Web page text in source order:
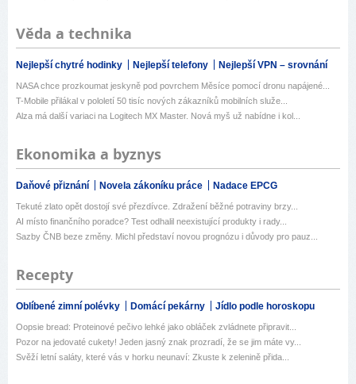
Věda a technika
Nejlepší chytré hodinky Nejlepší telefony Nejlepší VPN – srovnání
NASA chce prozkoumat jeskyně pod povrchem Měsíce pomocí dronu napájené...
T-Mobile přilákal v pololetí 50 tisíc nových zákazníků mobilních služe...
Alza má další variaci na Logitech MX Master. Nová myš už nabídne i kol...
Ekonomika a byznys
Daňové přiznání Novela zákoníku práce Nadace EPCG
Tekuté zlato opět dostojí své přezdívce. Zdražení běžné potraviny brzy...
AI místo finančního poradce? Test odhalil neexistující produkty i rady...
Sazby ČNB beze změny. Michl představí novou prognózu i důvody pro pauz...
Recepty
Oblíbené zimní polévky Domácí pekárny Jídlo podle horoskopu
Oopsie bread: Proteinové pečivo lehké jako obláček zvládnete připravit...
Pozor na jedovaté cukety! Jeden jasný znak prozradí, že se jim máte vy...
Svěží letní saláty, které vás v horku neunaví: Zkuste k zelenině přida...